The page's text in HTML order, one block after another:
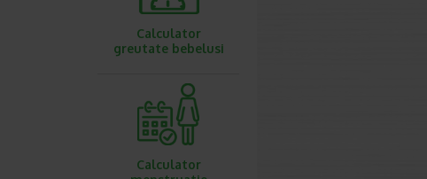
Calculator
greutate bebelusi
Calculator